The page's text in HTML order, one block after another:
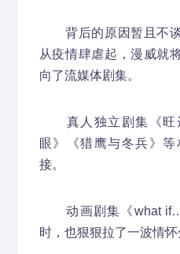
背后的原因暂且不谈
从疫情肆虐起，漫威就
向了流媒体剧集。
真人独立剧集《旺
眼》《猎鹰与冬兵》
接。
动画剧集《what
时，也狠狠拉了一波情怀